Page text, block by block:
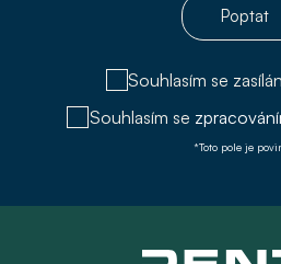
Poptat
Souhlasím se
Souhlasím se
*Toto pole je